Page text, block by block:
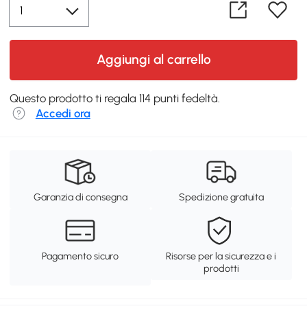
Aggiungi al carrello
Questo prodotto ti regala 114 punti fedeltà.
Accedi ora
Garanzia di consegna Spedizione gratuita
Pagamento sicuro
Risorse per la sicurezza e i
prodotti